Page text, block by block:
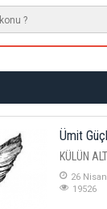
Ümit
KÜLÜN
26
19526